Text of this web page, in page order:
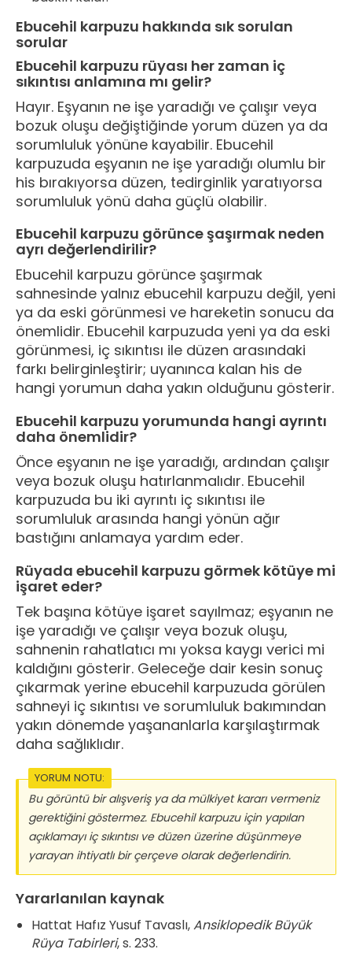
Ebucehil karpuzu hakkında sık sorulan
sorular
Ebucehil karpuzu rüyası her zaman iç
sıkıntısı anlamına mı gelir?
Hayır. Eşyanın ne işe yaradığı ve çalışır veya
bozuk oluşu değiştiğinde yorum düzen ya da
sorumluluk yönüne kayabilir. Ebucehil
karpuzuda eşyanın ne işe yaradığı olumlu bir
his bırakıyorsa düzen, tedirginlik yaratıyorsa
sorumluluk yönü daha güçlü olabilir.
Ebucehil karpuzu görünce şaşırmak neden
ayrı değerlendirilir?
Ebucehil karpuzu görünce şaşırmak
sahnesinde yalnız ebucehil karpuzu değil, yeni
ya da eski görünmesi ve hareketin sonucu da
önemlidir. Ebucehil karpuzuda yeni ya da eski
görünmesi, iç sıkıntısı ile düzen arasındaki
farkı belirginleştirir; uyanınca kalan his de
hangi yorumun daha yakın olduğunu gösterir.
Ebucehil karpuzu yorumunda hangi ayrıntı
daha önemlidir?
Önce eşyanın ne işe yaradığı, ardından çalışır
veya bozuk oluşu hatırlanmalıdır. Ebucehil
karpuzuda bu iki ayrıntı iç sıkıntısı ile
sorumluluk arasında hangi yönün ağır
bastığını anlamaya yardım eder.
Rüyada ebucehil karpuzu görmek kötüye mi
işaret eder?
Tek başına kötüye işaret sayılmaz; eşyanın ne
işe yaradığı ve çalışır veya bozuk oluşu,
sahnenin rahatlatıcı mı yoksa kaygı verici mi
kaldığını gösterir. Geleceğe dair kesin sonuç
çıkarmak yerine ebucehil karpuzuda görülen
sahneyi iç sıkıntısı ve sorumluluk bakımından
yakın dönemde yaşananlarla karşılaştırmak
daha sağlıklıdır.
YORUM NOTU:
Bu görüntü bir alışveriş ya da mülkiyet kararı vermeniz
gerektiğini göstermez. Ebucehil karpuzu için yapılan
açıklamayı iç sıkıntısı ve düzen üzerine düşünmeye
yarayan ihtiyatlı bir çerçeve olarak değerlendirin.
Yararlanılan kaynak
Hattat Hafız Yusuf Tavaslı,Ansiklopedik Büyük
Rüya Tabirleri, s. 233.